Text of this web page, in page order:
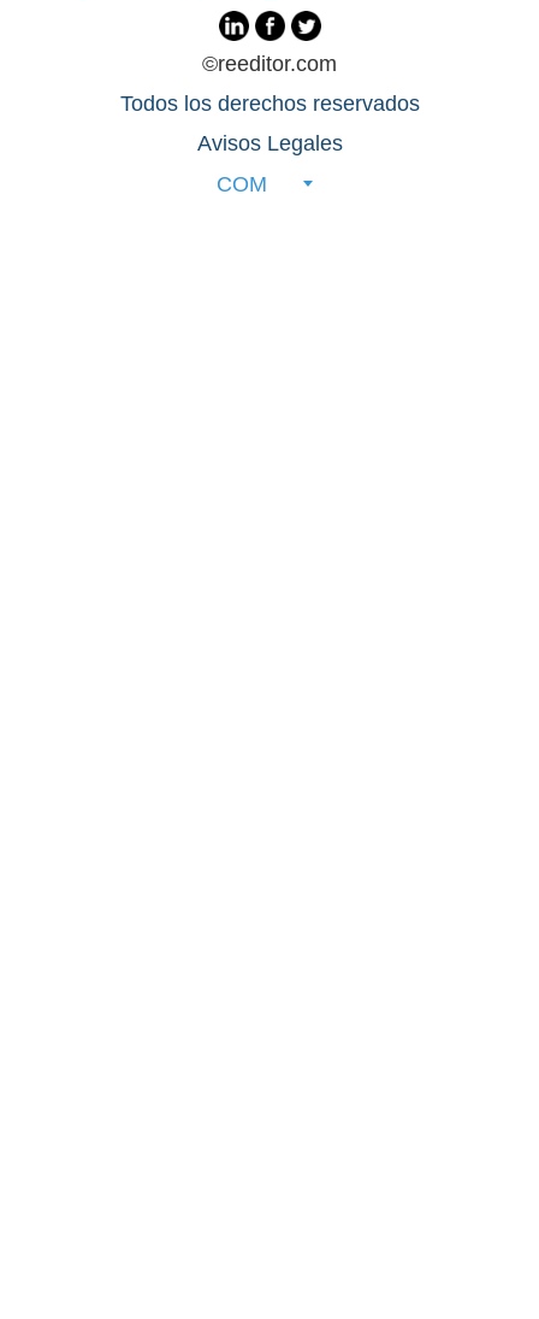
©reeditor.com
Todos los derechos reservados
Avisos Legales